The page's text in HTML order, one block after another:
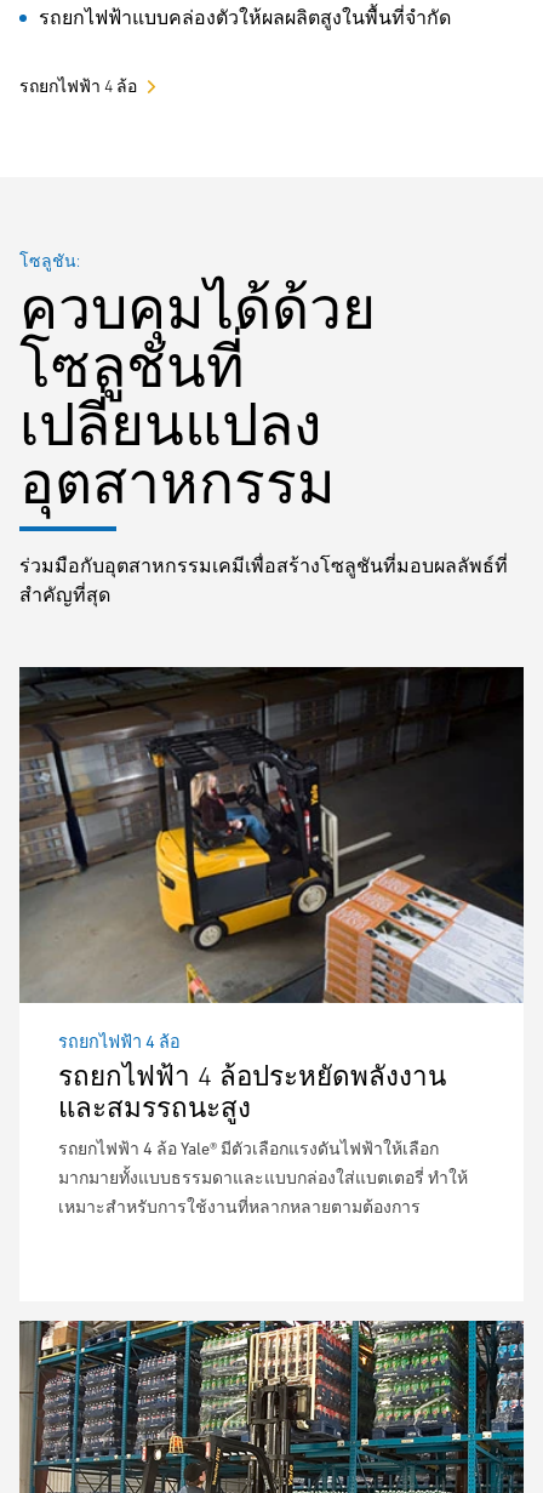
รถยกไฟฟ้าแบบคล่องตัวให้ผลผลิตสูงในพื้นที่จำกัด
รถยกไฟฟ้า 4 ล้อ
โซลูชัน:
ควบคุมได้ด้วย
โซลูชันที่
เปลี่ยนแปลง
อุตสาหกรรม
ร่วมมือกับอุตสาหกรรมเคมีเพื่อสร้างโซลูชันที่มอบผลลัพธ์ที่
สำคัญที่สุด
รถยกไฟฟ้า 4 ล้อ
รถยกไฟฟ้า 4 ล้อประหยัดพลังงาน
และสมรรถนะสูง
รถยกไฟฟ้า 4 ล้อ Yale® มีตัวเลือกแรงดันไฟฟ้าให้เลือก
มากมายทั้งแบบธรรมดาและแบบกล่องใส่แบตเตอรี่ ทำให้
เหมาะสำหรับการใช้งานที่หลากหลายตามต้องการ